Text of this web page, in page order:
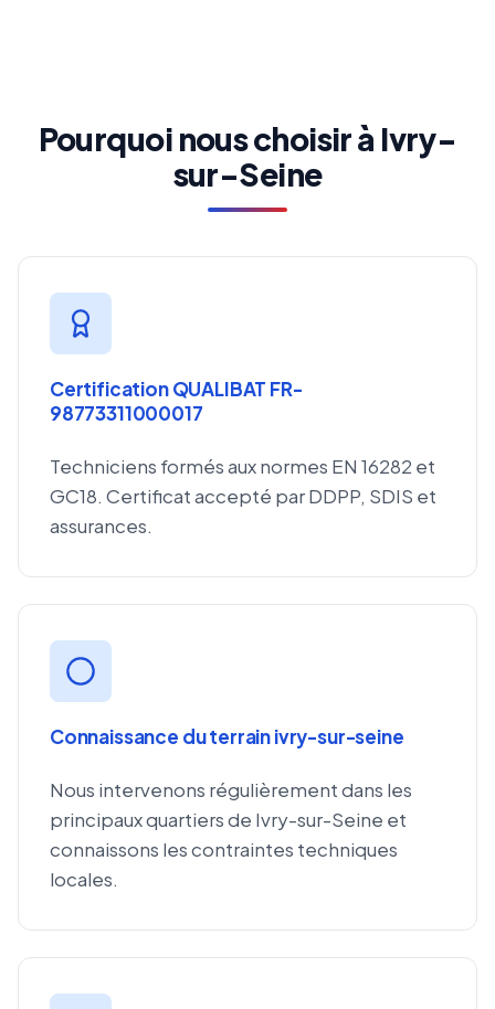
Pourquoi nous choisir à Ivry-
sur-Seine
Certification QUALIBAT FR-
98773311000017
Techniciens formés aux normes EN 16282 et
GC18. Certificat accepté par DDPP, SDIS et
assurances.
Connaissance du terrain ivry-sur-seine
Nous intervenons régulièrement dans les
principaux quartiers de Ivry-sur-Seine et
connaissons les contraintes techniques
locales.